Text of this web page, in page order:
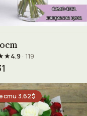
4.9· 119
3.62$